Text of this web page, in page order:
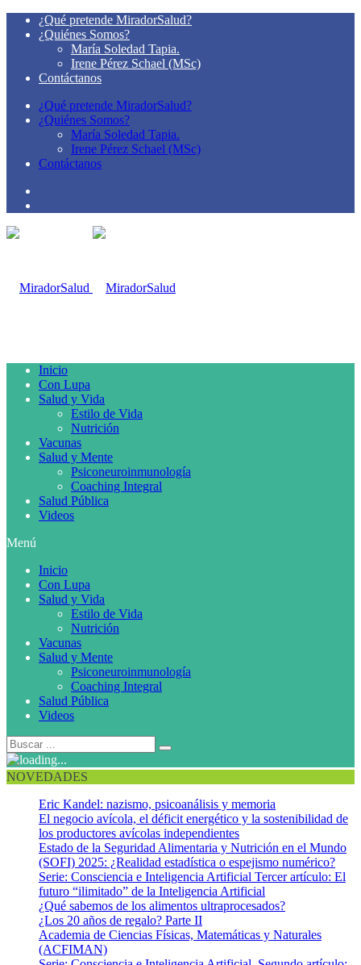
¿Qué pretende MiradorSalud?
¿Quiénes Somos?
María Soledad Tapia.
Irene Pérez Schael (MSc)
Contáctanos
¿Qué pretende MiradorSalud?
¿Quiénes Somos?
María Soledad Tapia.
Irene Pérez Schael (MSc)
Contáctanos
Inicio
Con Lupa
Salud y Vida
Estilo de Vida
Nutrición
Vacunas
Salud y Mente
Psiconeuroinmunología
Coaching Integral
Salud Pública
Videos
Menú
Inicio
Con Lupa
Salud y Vida
Estilo de Vida
Nutrición
Vacunas
Salud y Mente
Psiconeuroinmunología
Coaching Integral
Salud Pública
Videos
NOVEDADES
Eric Kandel: nazismo, psicoanálisis y memoria
El negocio avícola, el déficit energético y la sostenibilidad de
los productores avícolas independientes
Estado de la Seguridad Alimentaria y Nutrición en el Mundo
(SOFI) 2025: ¿Realidad estadística o espejismo numérico?
Serie: Consciencia e Inteligencia Artificial Tercer artículo: El
futuro “ilimitado” de la Inteligencia Artificial
¿Qué sabemos de los alimentos ultraprocesados?
¿Los 20 años de regalo? Parte II
Academia de Ciencias Físicas, Matemáticas y Naturales
(ACFIMAN)